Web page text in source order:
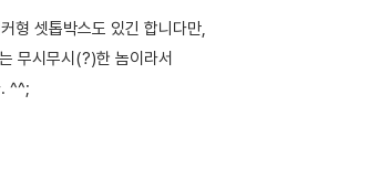
형 셋톱박스도 있긴 합니다만,
무시무시(?)한 놈이라서
^^;